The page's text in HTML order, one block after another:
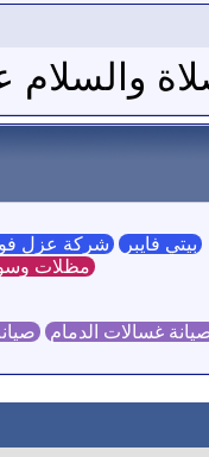
بيتي فايبر شركة عزل
مظلات
غسالات الدمام